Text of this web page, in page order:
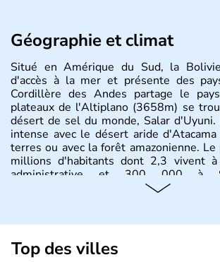
Géographie et climat
Situé en Amérique du Sud, la
d'accès à la mer et présente des
Cordillère des Andes partage le
plateaux de l'Altiplano (3658m) se
désert de sel du monde, Salar
intense avec le désert aride
terres ou avec la forêt amazonienne.
millions d'habitants dont 2,3 vivent à
administrative et 300 000 à
Top des villes